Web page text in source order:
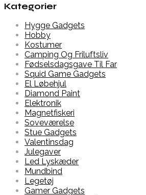
Kategorier
Hygge Gadgets
Hobby
Kostumer
Camping Og Friluftsliv
Fødselsdagsgave Til Far
Squid Game Gadgets
El Løbehjul
Diamond Paint
Elektronik
Magnetfiskeri
Soveværelse
Stue Gadgets
Valentinsdag
Julegaver
Led Lyskæder
Mundbind
Legetøj
Gamer Gadgets